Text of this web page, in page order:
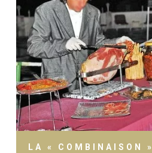
LA « COMBINAISON »